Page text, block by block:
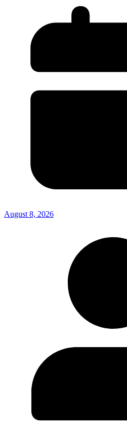
August 8, 2026